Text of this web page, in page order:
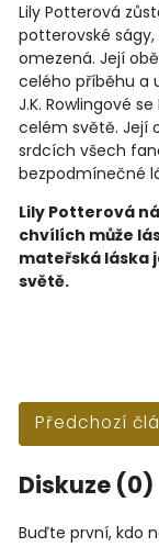
Lily Potterová
potterovské
omezená. Její
celého příběhu a
J.K. Rowlingové
celém světě. Její
srdcích všech
bezpodmínečné
Lily Potterová
chvílích může
mateřská láska
světě.
Předchozí
Diskuze (0)
Buďte první, kdo